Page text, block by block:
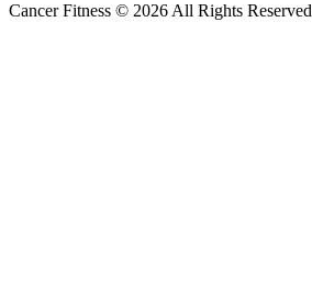
Cancer Fitness © 2026 All Rights Reserved